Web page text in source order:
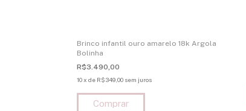
Brinco infantil ouro amarelo 18k Argola
Bolinha
R$3.490,00
10x de R$349,00 sem juros